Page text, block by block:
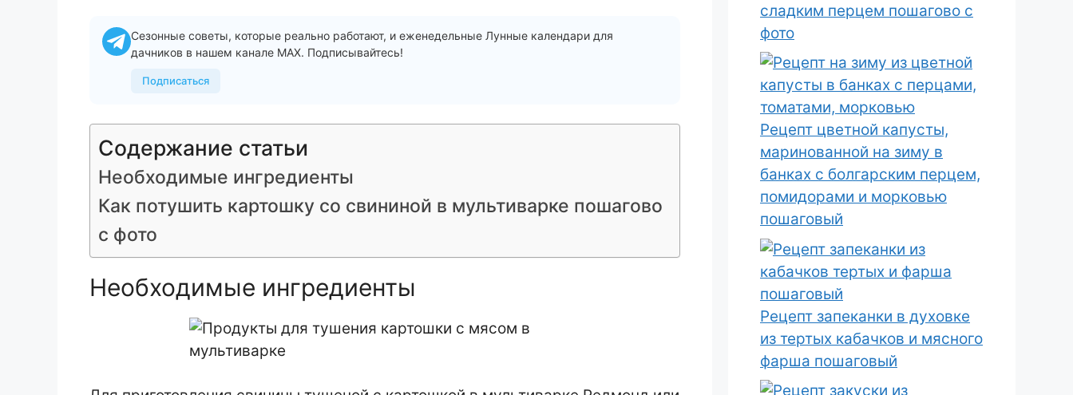
Сезонные советы, которые реально работают, и еженедельные Лунные календари для
дачников в нашем канале MAX. Подписывайтесь!
Подписаться
Содержание статьи
Необходимые ингредиенты
Как потушить картошку со свининой в мультиварке пошагово
с фото
Необходимые ингредиенты
сладким перцем пошагово с
фото
Рецепт цветной капусты,
маринованной на зиму в
банках с болгарским перцем,
помидорами и морковью
пошаговый
Рецепт запеканки в духовке
из тертых кабачков и мясного
фарша пошаговый